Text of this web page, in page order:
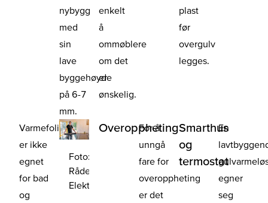
nybygg
med
sin
lave
byggehøyde
på 6-7
mm.
enkelt
å
ommøblere
om det
er
ønskelig.
plast
før
overgulv
legges.
Varmefolie
er ikke
egnet
for bad
og
Foto:
Råde
Elektro
Overoppheting
For å
unngå
fare for
overoppheting
er det
Smarthus
og
termostat
En
egner
seg